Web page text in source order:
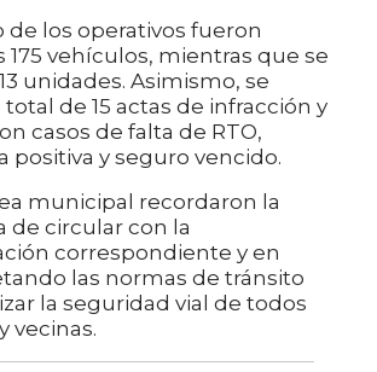
de los operativos fueron
vehículos, mientras que se
unidades. Asimismo, se
total de 15 actas de infracción y
casos de falta de RTO,
positiva y seguro vencido.
municipal recordaron la
de circular con la
correspondiente y en
las normas de tránsito
la seguridad vial de todos
vecinas.